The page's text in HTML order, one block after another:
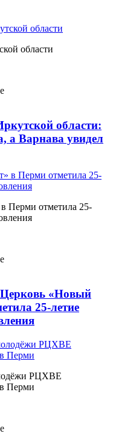
области
области:
а Варнава увидел
Перми отметила 25-
«Новый
25-летие
РЦХВЕ
Перми